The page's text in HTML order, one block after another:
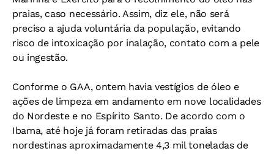
praias, caso necessário. Assim, diz ele, não será
preciso a ajuda voluntária da população, evitando
risco de intoxicação por inalação, contato com a pele
ou ingestão.
Conforme o GAA, ontem havia vestígios de óleo e
ações de limpeza em andamento em nove localidades
do Nordeste e no Espírito Santo. De acordo com o
Ibama, até hoje já foram retiradas das praias
nordestinas aproximadamente 4,3 mil toneladas de